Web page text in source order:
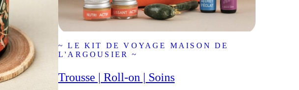
~ LE KIT DE VOYAGE MAISON DE
L'ARGOUSIER ~
Trousse | Roll-on | Soins